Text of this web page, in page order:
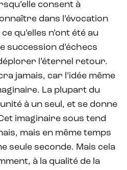
consent à
dans l’évocation
qu’elles n’ont été au
succession d’échecs
l’éternel retour.
jamais, car l’idée même
La plupart du
à un seul, et se donne
imaginaire sous tend
mais en même temps
seule seconde. Mais cela
à la qualité de la